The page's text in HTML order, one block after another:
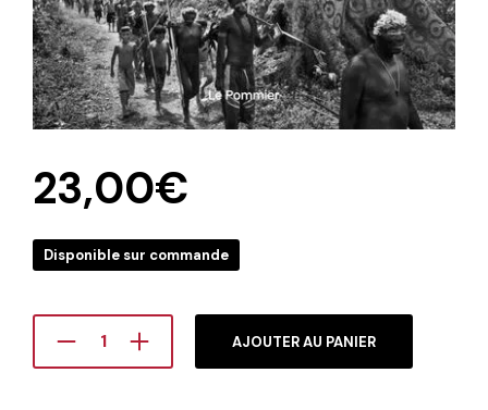
23,00€
Disponible sur commande
AJOUTER AU PANIER